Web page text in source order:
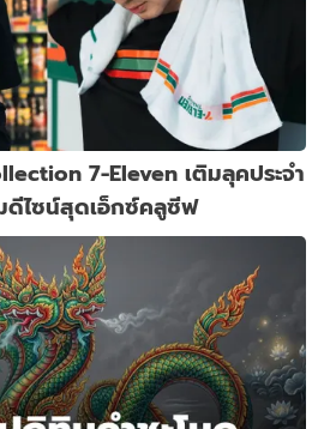
7-Eleven เติมลุคประจำ
ดีไซน์สุดเอ็กซ์คลูซีฟ